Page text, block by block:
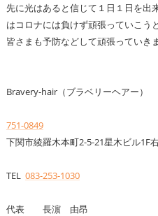
先に光はあると信じて１日１日を出
はコロナには負けず頑張っていこう
皆さまも予防などして頑張っていき
Bravery-hair（ブラベリーヘアー）
751-0849
下関市綾羅木本町2-5-21星木ビル1F
TEL 083-253-1030
代表 長濵 由昂